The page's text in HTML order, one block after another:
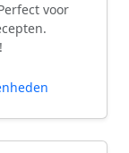
voor